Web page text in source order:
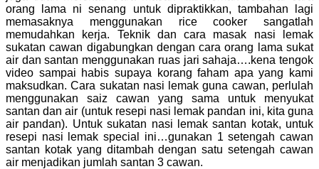
orang lama ni senang untuk dipraktikkan, tambahan lagi
memasaknya menggunakan rice cooker sangatlah
memudahkan kerja. Teknik dan cara masak nasi lemak
sukatan cawan digabungkan dengan cara orang lama sukat
air dan santan menggunakan ruas jari sahaja….kena tengok
video sampai habis supaya korang faham apa yang kami
maksudkan. Cara sukatan nasi lemak guna cawan, perlulah
menggunakan saiz cawan yang sama untuk menyukat
santan dan air (untuk resepi nasi lemak pandan ini, kita guna
air pandan). Untuk sukatan nasi lemak santan kotak, untuk
resepi nasi lemak special ini…gunakan 1 setengah cawan
santan kotak yang ditambah dengan satu setengah cawan
air menjadikan jumlah santan 3 cawan.